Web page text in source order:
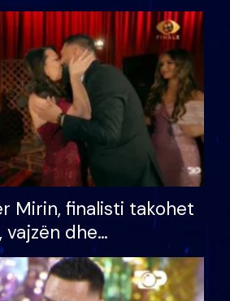
humb mundësinë për
e madh
Mirin, finalisti takohet
dhe
S’kemi ndonjë letër